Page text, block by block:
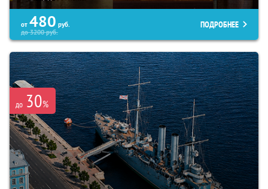
от 480 руб.
до3200руб.
ПОДРОБНЕЕ
до 30%